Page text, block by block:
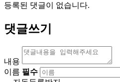
등록된 댓글이 없습니다.
댓글쓰기
내용
이름 필수